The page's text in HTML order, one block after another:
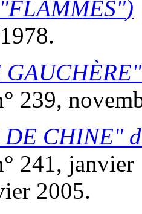
FLAMMES )
239,
CHINE
241,
2005.